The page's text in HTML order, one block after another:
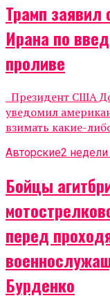
Трамп заявил
Ирана по
проливе
Президент США
уведомил
взимать какие-
Авторские2
Бойцы
перед
Бурденко